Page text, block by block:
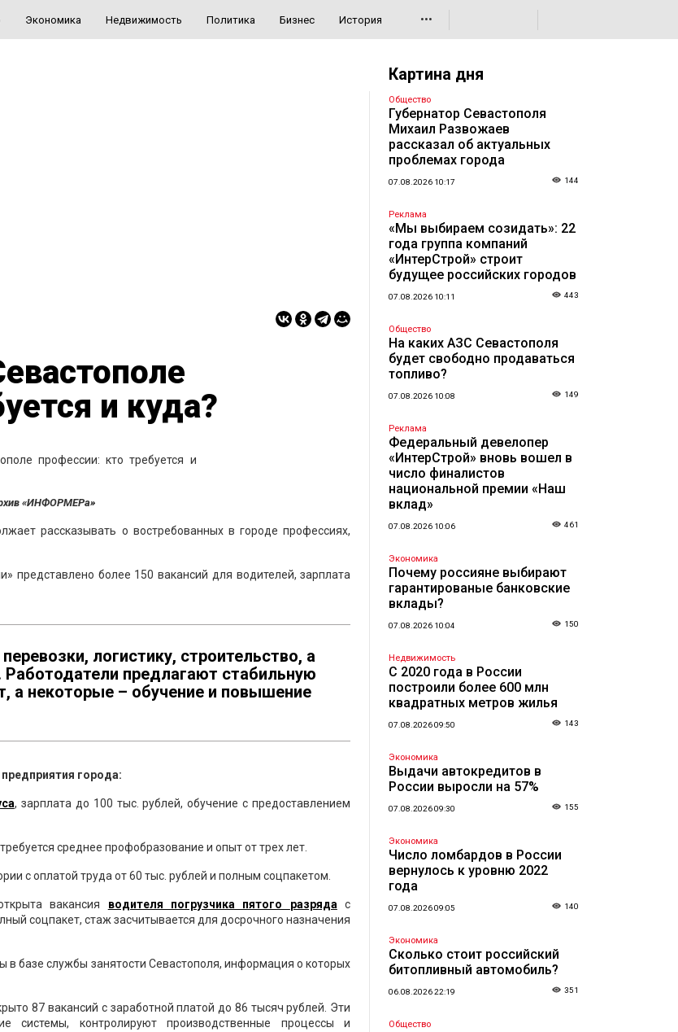
Экономика Недвижимость Политика Бизнес История •••
и куда?
«ИНФОРМЕРа»
рассказывать о востребованных в городе профессиях,
представлено более 150 вакансий для водителей, зарплата
логистику, строительство, а
предлагают стабильную
а некоторые – обучение и повышение
города:
, зарплата до 100 тыс. рублей, обучение с предоставлением
среднее профобразование и опыт от трех лет.
с оплатой труда от 60 тыс. рублей и полным соцпакетом.
вакансия водителя погрузчика пятого разряда с
соцпакет, стаж засчитывается для досрочного назначения
в базе службы занятости Севастополя, информация о которых
87 вакансий с заработной платой до 86 тысяч рублей. Эти
системы, контролируют производственные процессы и
Картина дня
Общество
Губернатор Севастополя
Михаил Развожаев
рассказал об актуальных
проблемах города
07.08.2026 10:17 144
Реклама
«Мы выбираем созидать»: 22
года группа компаний
«ИнтерСтрой» строит
будущее российских городов
07.08.2026 10:11 443
Общество
На каких АЗС Севастополя
будет свободно продаваться
топливо?
07.08.2026 10:08 149
Реклама
Федеральный девелопер
«ИнтерСтрой» вновь вошел в
число финалистов
национальной премии «Наш
вклад»
07.08.2026 10:06 461
Экономика
Почему россияне выбирают
гарантированые банковские
вклады?
07.08.2026 10:04 150
Недвижимость
С 2020 года в России
построили более 600 млн
квадратных метров жилья
07.08.2026 09:50 143
Экономика
Выдачи автокредитов в
России выросли на 57%
07.08.2026 09:30 155
Экономика
Число ломбардов в России
вернулось к уровню 2022
года
07.08.2026 09:05 140
Экономика
Сколько стоит российский
битопливный автомобиль?
06.08.2026 22:19 351
Общество